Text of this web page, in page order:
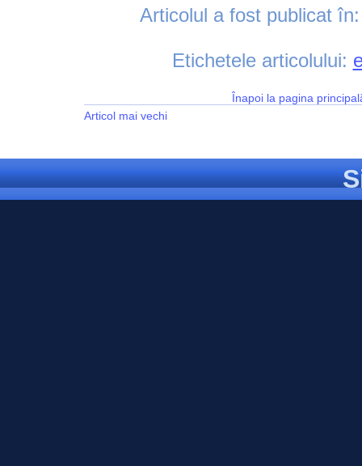
Articolul a fost publicat
Etichetele articolului:
Înapoi la pagina
Articol mai vechi